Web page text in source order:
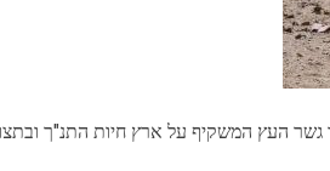
גשר העץ המשקיף על ארץ חיות התנ"ך